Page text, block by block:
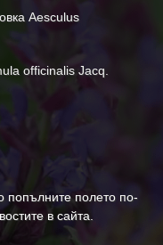
Aesculus
officinalis Jacq.
попълните полето по-
в сайта.